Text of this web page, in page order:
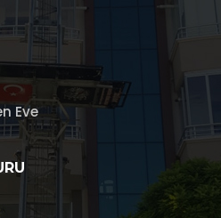
Eve